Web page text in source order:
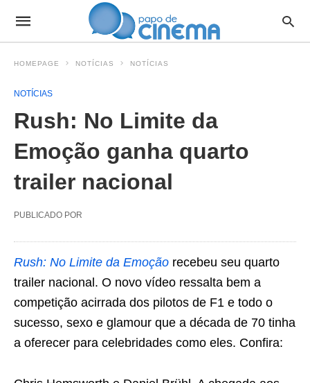
HOMEPAGE NOTÍCIAS NOTÍCIAS
NOTÍCIAS
Rush: No Limite da
Emoção ganha quarto
trailer nacional
PUBLICADO POR
Rush: No Limite da Emoção recebeu seu quarto
trailer nacional. O novo vídeo ressalta bem a
competição acirrada dos pilotos de F1 e todo o
sucesso, sexo e glamour que a década de 70 tinha
a oferecer para celebridades como eles. Confira: